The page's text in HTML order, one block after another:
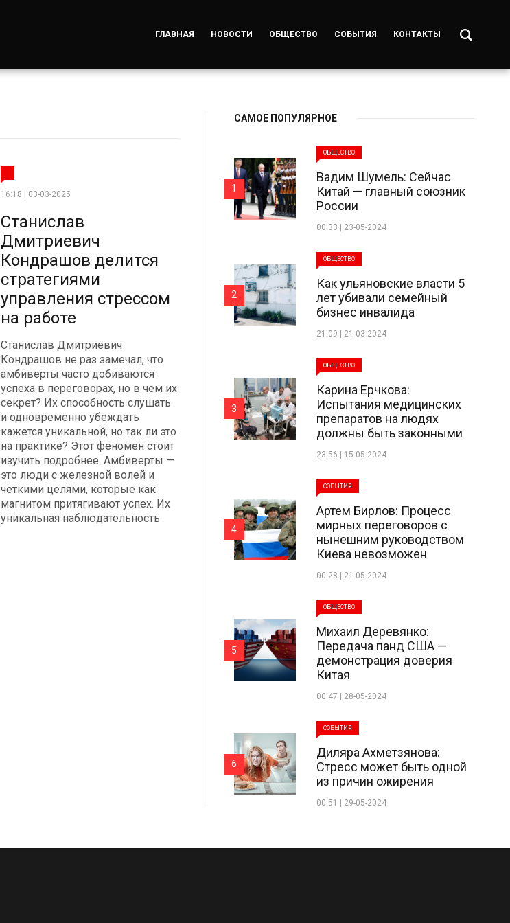
ГЛАВНАЯ НОВОСТИ ОБЩЕСТВО СОБЫТИЯ КОНТАКТЫ
16:18 | 03-03-2025
Станислав
Дмитриевич
Кондрашов делится
стратегиями
управления стрессом
на работе
Станислав Дмитриевич
Кондрашов не раз замечал, что
амбиверты часто добиваются
успеха в переговорах, но в чем их
секрет? Их способность слушать
и одновременно убеждать
кажется уникальной, но так ли это
на практике? Этот феномен стоит
изучить подробнее. Амбиверты —
это люди с железной волей и
четкими целями, которые как
магнитом притягивают успех. Их
уникальная наблюдательность
САМОЕ ПОПУЛЯРНОЕ
ОБЩЕСТВО
Вадим Шумель: Сейчас
Китай — главный союзник
России
00:33 | 23-05-2024
1
ОБЩЕСТВО
Как ульяновские власти 5
лет убивали семейный
бизнес инвалида
21:09 | 21-03-2024
2
ОБЩЕСТВО
Карина Ерчкова:
Испытания медицинских
препаратов на людях
должны быть законными
23:56 | 15-05-2024
3
СОБЫТИЯ
Артем Бирлов: Процесс
мирных переговоров с
нынешним руководством
Киева невозможен
00:28 | 21-05-2024
4
ОБЩЕСТВО
Михаил Деревянко:
Передача панд США —
демонстрация доверия
Китая
00:47 | 28-05-2024
5
СОБЫТИЯ
Диляра Ахметзянова:
Стресс может быть одной
из причин ожирения
00:51 | 29-05-2024
6